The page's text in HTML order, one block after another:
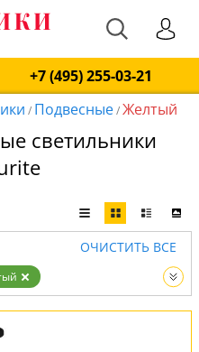
+7 (495) 255-03-21
/ Подвесные/Желтый
светильники
ОЧИСТИТЬ ВСЕ